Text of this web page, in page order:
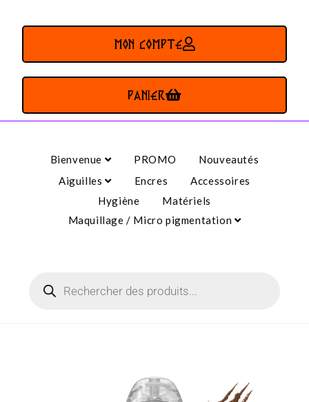
MON COMPTE
PANIER
Bienvenue PROMO
Nouveautés
Aiguilles
Encres
Accessoires
Hygiène
Matériels
Maquillage / Micro pigmentation